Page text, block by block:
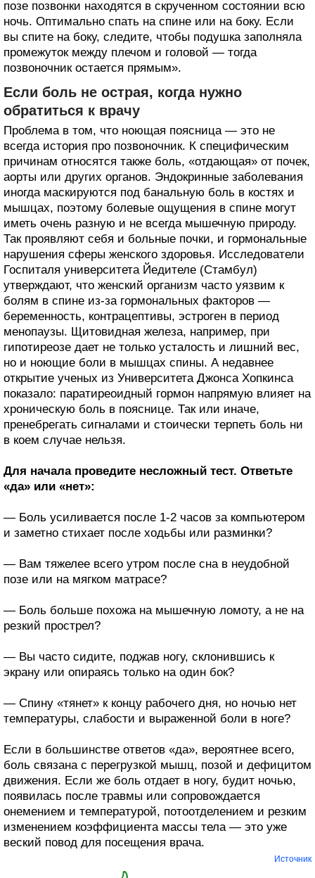
позе позвонки находятся в скрученном состоянии всю
ночь. Оптимально спать на спине или на боку. Если
вы спите на боку, следите, чтобы подушка заполняла
промежуток между плечом и головой — тогда
позвоночник остается прямым».
Если боль не острая, когда нужно
обратиться к врачу
Проблема в том, что ноющая поясница — это не
всегда история про позвоночник. К специфическим
причинам относятся также боль, «отдающая» от почек,
аорты или других органов. Эндокринные заболевания
иногда маскируются под банальную боль в костях и
мышцах, поэтому болевые ощущения в спине могут
иметь очень разную и не всегда мышечную природу.
Так проявляют себя и больные почки, и гормональные
нарушения сферы женского здоровья. Исследователи
Госпиталя университета Йедителе (Стамбул)
утверждают, что женский организм часто уязвим к
болям в спине из-за гормональных факторов —
беременность, контрацептивы, эстроген в период
менопаузы. Щитовидная железа, например, при
гипотиреозе дает не только усталость и лишний вес,
но и ноющие боли в мышцах спины. А недавнее
открытие ученых из Университета Джонса Хопкинса
показало: паратиреоидный гормон напрямую влияет на
хроническую боль в пояснице. Так или иначе,
пренебрегать сигналами и стоически терпеть боль ни
в коем случае нельзя.
Для начала проведите несложный тест. Ответьте
«да» или «нет»:
— Боль усиливается после 1-2 часов за компьютером
и заметно стихает после ходьбы или разминки?
— Вам тяжелее всего утром после сна в неудобной
позе или на мягком матрасе?
— Боль больше похожа на мышечную ломоту, а не на
резкий прострел?
— Вы часто сидите, поджав ногу, склонившись к
экрану или опираясь только на один бок?
— Спину «тянет» к концу рабочего дня, но ночью нет
температуры, слабости и выраженной боли в ноге?
Если в большинстве ответов «да», вероятнее всего,
боль связана с перегрузкой мышц, позой и дефицитом
движения. Если же боль отдает в ногу, будит ночью,
появилась после травмы или сопровождается
онемением и температурой, потоотделением и резким
изменением коэффициента массы тела — это уже
веский повод для посещения врача.
Источник